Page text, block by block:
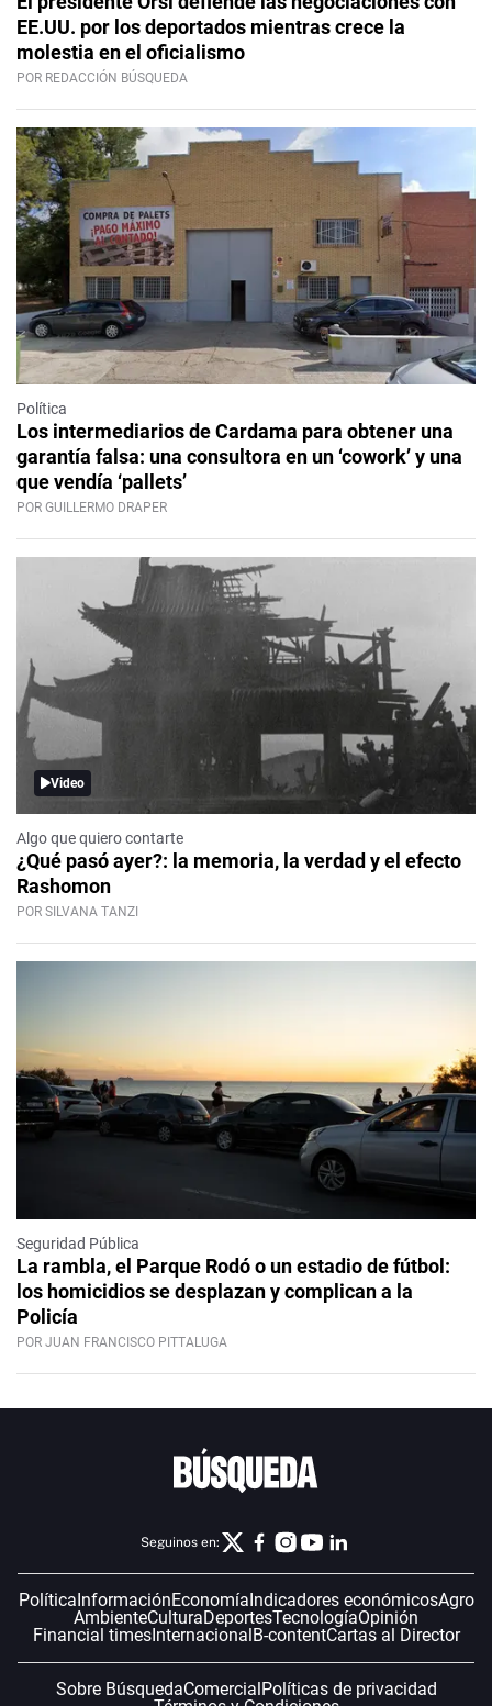
EE.UU. por los deportados mientras crece la
molestia en el oficialismo
POR REDACCIÓN BÚSQUEDA
Política
Los intermediarios de Cardama para obtener una
garantía falsa: una consultora en un ‘cowork’ y una
que vendía ‘pallets’
POR GUILLERMO DRAPER
Video
Algo que quiero contarte
¿Qué pasó ayer?: la memoria, la verdad y el efecto
Rashomon
POR SILVANA TANZI
Seguridad Pública
La rambla, el Parque Rodó o un estadio de fútbol:
los homicidios se desplazan y complican a la
Policía
POR JUAN FRANCISCO PITTALUGA
Seguinos en:
PolíticaInformaciónEconomíaIndicadores económicosAgro
AmbienteCulturaDeportesTecnologíaOpinión
Financial timesInternacionalB-contentCartas al Director
Sobre BúsquedaComercialPolíticas de privacidad